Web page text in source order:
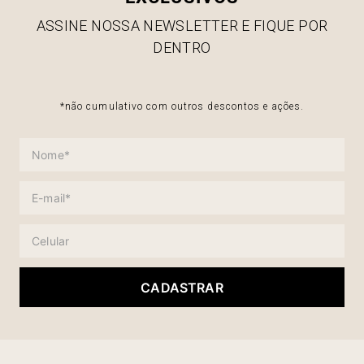
ASSINE NOSSA NEWSLETTER E FIQUE POR
DENTRO
*não cumulativo com outros descontos e ações.
CADASTRAR